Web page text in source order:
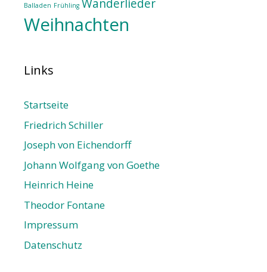
Balladen Frühling Wanderlieder
Weihnachten
Links
Startseite
Friedrich Schiller
Joseph von Eichendorff
Johann Wolfgang von Goethe
Heinrich Heine
Theodor Fontane
Impressum
Datenschutz­